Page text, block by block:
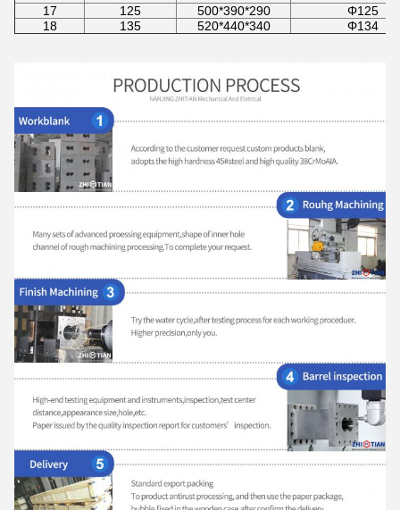
17
125 500*390*290
Φ125
18
135 520*440*340 Φ134